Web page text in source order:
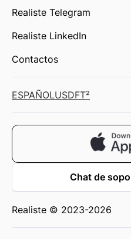
Realiste Telegram
Realiste LinkedIn
Contactos
ESPAÑOLUSDFT²
Chat de
Realiste © 2023-2026